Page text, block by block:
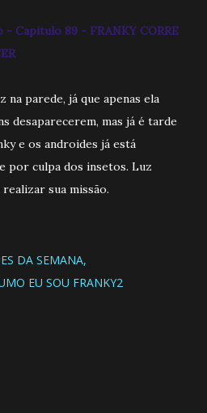
Capitulo 89 - FRANKY CORRE
na parede, já que apenas ela
desaparecerem, mas já é tarde
e os androides já está
por culpa dos insetos. Luz
sua missão.
DA SEMANA
EU SOU FRANKY2